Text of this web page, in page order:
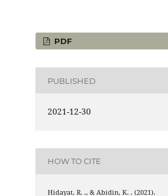
PDF
PUBLISHED
2021-12-30
HOW TO CITE
Hidayat, R. ., & Abidin, K. . (2021).